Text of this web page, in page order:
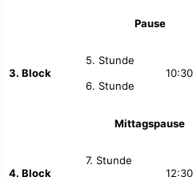
Pause
3. Block
5. Stunde
6. Stunde
Mittagspause
4. Block
7. Stunde